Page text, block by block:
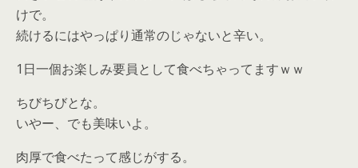
けで。
続けるにはやっぱり通常のじゃないと辛い。
1日一個お楽しみ要員として食べちゃってますｗｗ
ちびちびとな。
いやー、でも美味いよ。
肉厚で食べたって感じがする。